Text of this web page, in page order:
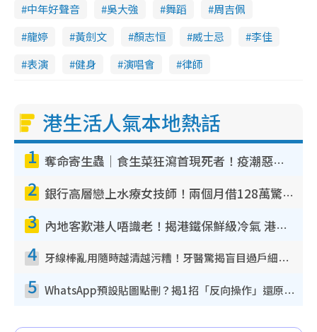
中年好聲音
吳大強 舞蹈
周吉佩
龍婷
黃劍文 顏志恒 威士忌
李佳
表演
健身 演唱會 律師
港生活人氣本地熱話
1 奪命寄生蟲｜食生菜狂瀉首現死者！疫潮惡化錄1.8萬宗病例 揭洗菜3大謬誤
2 銀行高層戀上水療女技師！兩個月借128萬驚覺「沉船」沉落火海 揭背後疑似邪教操控賣淫
3 內地客歎港人唔識老！揭港鐵保鮮級冷氣 港人求放過：咪投訴
4 牙線棒亂用隨時越清越污糟！牙醫驚揭盲目過戶細菌恐致蛀牙：呢種先係日常真保養
5 WhatsApp預設貼圖點刪？揭1招「反向操作」還原簡潔介面 附3步實測教學